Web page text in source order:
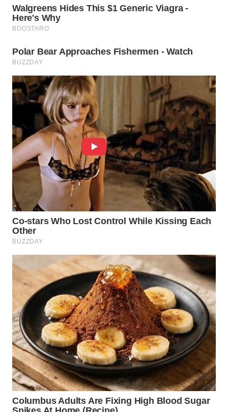
WAHANA
UMKM
SELEB
WAHANA
PERSONA
WAHANA
OTOMOTIF
WAHANA
HEALTH
WAHANA
DESA
LAPAK
WAHANA
Wahana
Network
KONSUMEN
LISTRIK
MASYARAKAT
KELISTRIKAN
WALINKI
ID